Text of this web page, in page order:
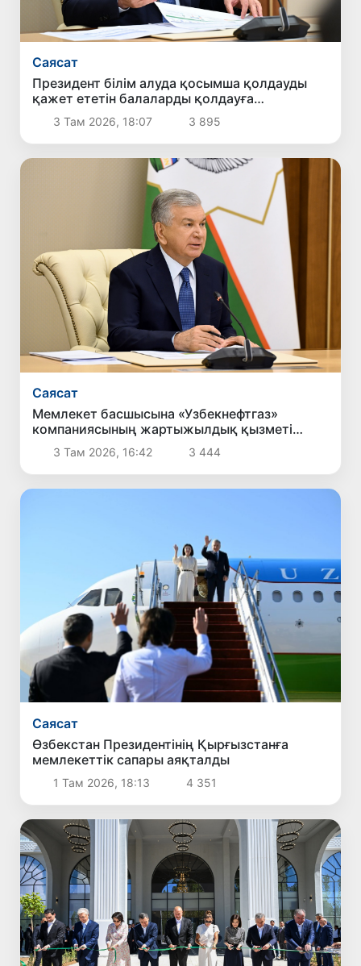
Саясат
Президент білім алуда қосымша қолдауды
қажет ететін балаларды қолдауға
бағытталған ұсыныстармен танысты
3 Там 2026, 18:07 3 895
Саясат
Мемлекет басшысына «Узбекнефтгаз»
компаниясының жартыжылдық қызметі
туралы есеп берілді
3 Там 2026, 16:42 3 444
Саясат
Өзбекстан Президентінің Қырғызстанға
мемлекеттік сапары аяқталды
1 Там 2026, 18:13 4 351